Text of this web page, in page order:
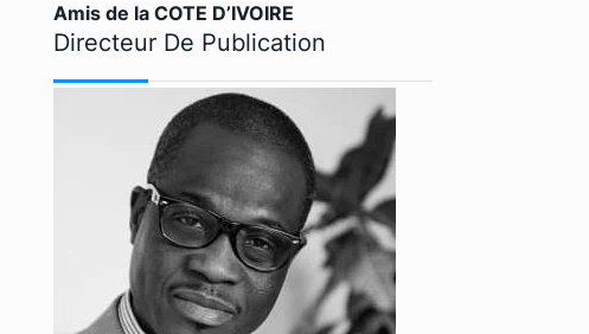
Amis de la COTE D’IVOIRE
Directeur De Publication